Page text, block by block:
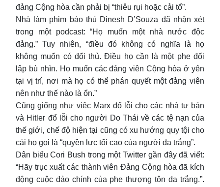
đảng Cộng hòa cần phải bị “thiêu rụi hoặc cải tổ”.
Nhà làm phim bảo thủ Dinesh D’Souza đã nhận xét
trong một podcast: “Họ muốn một nhà nước độc
đảng.” Tuy nhiên, “điều đó không có nghĩa là họ
không muốn có đối thủ. Điều họ cần là một phe đối
lập bù nhìn. Họ muốn các đảng viên Cộng hòa ở yên
tại vị trí, nơi mà họ có thể phán quyết một đảng viên
nên như thế nào là ổn.”
Cũng giống như việc Marx đổ lỗi cho các nhà tư bản
và Hitler đổ lỗi cho người Do Thái về các tệ nạn của
thế giới, chế độ hiện tại cũng có xu hướng quy tội cho
cái họ gọi là “quyền lực tối cao của người da trắng”.
Dân biểu Cori Bush trong một Twitter gần đây đã viết:
“Hãy trục xuất các thành viên Đảng Cộng hòa đã kích
động cuộc đảo chính của phe thượng tôn da trắng.”.